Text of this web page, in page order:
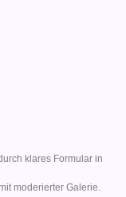
klares Formular in
moderierter Galerie.